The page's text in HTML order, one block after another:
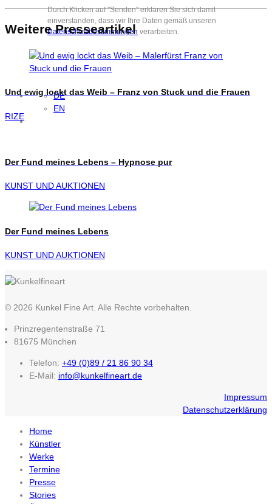
Durch Klicken auf "Senden" erklären Sie sich damit
einverstanden, dass wir Ihre Daten gemäß unseren
Datenschutzbestimmungen verarbeiten.
DE
EN
Weitere Presseartikel
Und ewig lockt das Weib – Franz von Stuck und die Frauen
RIZE
Der Fund meines Lebens – Hypnose pur
KUNST UND AUKTIONEN
Der Fund meines Lebens
KUNST UND AUKTIONEN
© 2026 Kunkel Fine Art. Alle Rechte vorbehalten.
Prinzregentenstraße 71
81675 München
Telefon: +49 (0)89 / 21 86 90 34
E-Mail: info@kunkelfineart.de
Impressum
Datenschutzerklärung
Home
Künstler
Werke
Termine
Presse
Stories